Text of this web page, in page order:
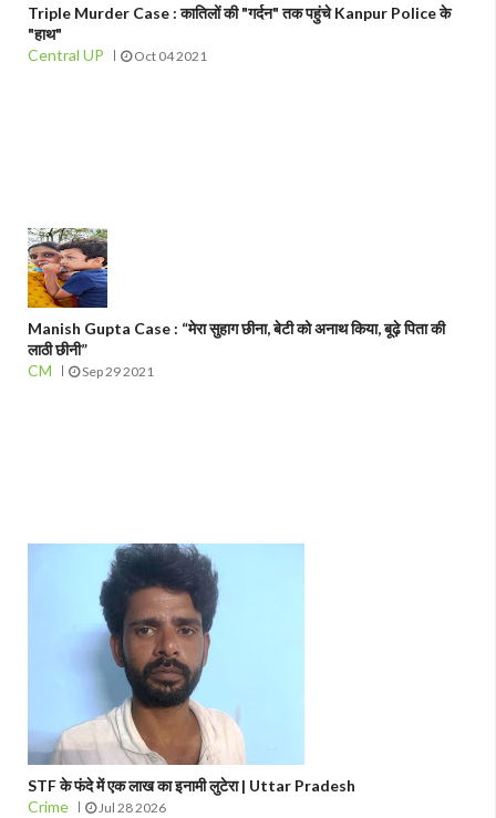
Triple Murder Case : कातिलों की "गर्दन" तक पहुंचे Kanpur Police के
"हाथ"
Central UP
Oct 04 2021
Manish Gupta Case : “मेरा सुहाग छीना, बेटी को अनाथ किया, बूढ़े पिता की
लाठी छीनी”
CM
Sep 29 2021
STF के फंदे में एक लाख का इनामी लुटेरा | Uttar Pradesh
Crime
Jul 28 2026